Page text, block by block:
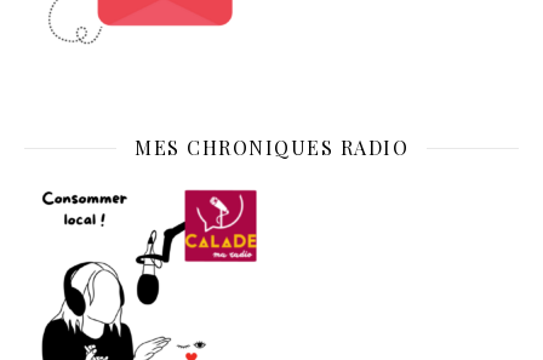
MES CHRONIQUES RADIO